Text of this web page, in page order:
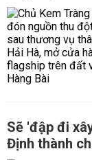
Sẽ 'đập đi
Định thành